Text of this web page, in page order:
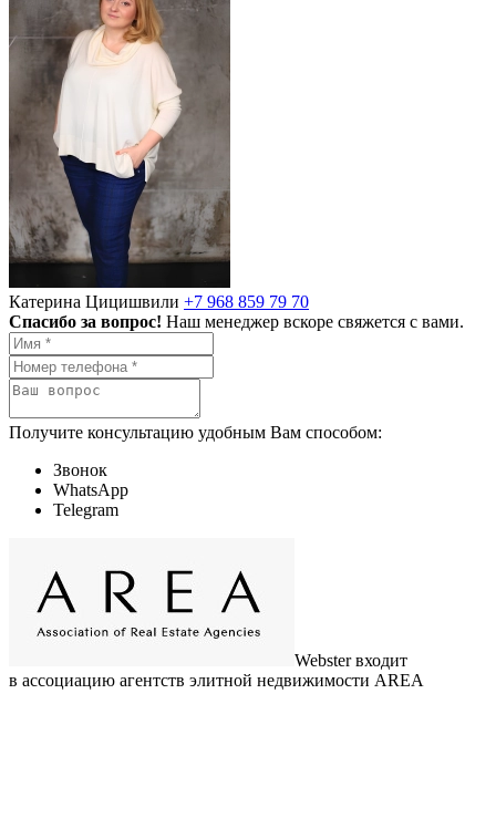
Катерина Цицишвили +7 968 859 79 70
Спасибо за вопрос! Наш менеджер вскоре свяжется с вами.
Получите консультацию удобным Вам способом:
Звонок
WhatsApp
Telegram
Webster входит
в ассоциацию агентств элитной недвижимости AREA